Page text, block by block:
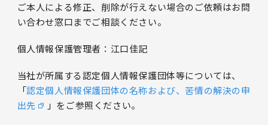
ご本人による修正、削除が行えない場合のご依頼はお問
い合わせ窓口までご相談ください。
個人情報保護管理者：江口佳記
当社が所属する認定個人情報保護団体等については、
「認定個人情報保護団体の名称および、苦情の解決の申
出先
」をご参照ください。